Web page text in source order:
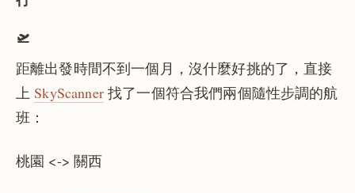
🛫
距離出發時間不到一個月，沒什麼好挑的了，直接
上SkyScanner找了一個符合我們兩個隨性步調的航
班：
桃園 <-> 關西